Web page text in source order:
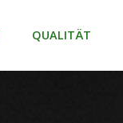
QUALITÄT